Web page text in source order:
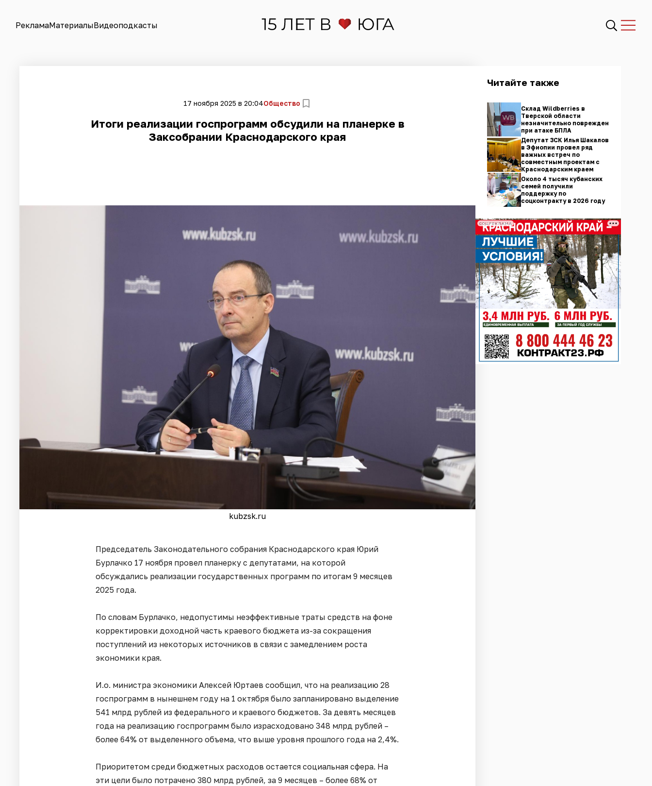
РекламаМатериалыВидеоподкасты
17 ноября 2025 в 20:04Общество
Итоги реализации госпрограмм обсудили на планерке в
Заксобрании Краснодарского края
kubzsk.ru
Председатель Законодательного собрания Краснодарского края Юрий
Бурлачко 17 ноября провел планерку с депутатами, на которой
обсуждались реализации государственных программ по итогам 9 месяцев
2025 года.
По словам Бурлачко, недопустимы неэффективные траты средств на фоне
корректировки доходной часть краевого бюджета из-за сокращения
поступлений из некоторых источников в связи с замедлением роста
экономики края.
И.о. министра экономики Алексей Юртаев сообщил, что на реализацию 28
госпрограмм в нынешнем году на 1 октября было запланировано выделение
541 млрд рублей из федерального и краевого бюджетов. За девять месяцев
года на реализацию госпрограмм было израсходовано 348 млрд рублей –
более 64% от выделенного объема, что выше уровня прошлого года на 2,4%.
Приоритетом среди бюджетных расходов остается социальная сфера. На
эти цели было потрачено 380 млрд рублей, за 9 месяцев – более 68% от
Читайте также
Склад Wildberries в
Тверской области
незначительно поврежден
при атаке БПЛА
Депутат ЗСК Илья Шакалов
в Эфиопии провел ряд
важных встреч по
совместным проектам с
Краснодарским краем
Около 4 тысяч кубанских
семей получили
поддержку по
соцконтракту в 2026 году
СОЦРЕКЛАМА